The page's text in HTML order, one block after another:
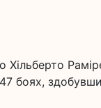
Хільберто
47 боях,